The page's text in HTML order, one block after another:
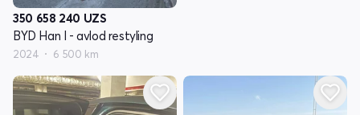
350 658 240 UZS
BYD Han I - avlod restyling
2024 6 500 km